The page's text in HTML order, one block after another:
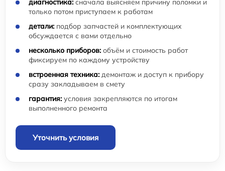
диагностика: сначала выясняем причину поломки и
только потом приступаем к работам
детали: подбор запчастей и комплектующих
обсуждается с вами отдельно
несколько приборов: объём и стоимость работ
фиксируем по каждому устройству
встроенная техника: демонтаж и доступ к прибору
сразу закладываем в смету
гарантия: условия закрепляются по итогам
выполненного ремонта
Уточнить условия